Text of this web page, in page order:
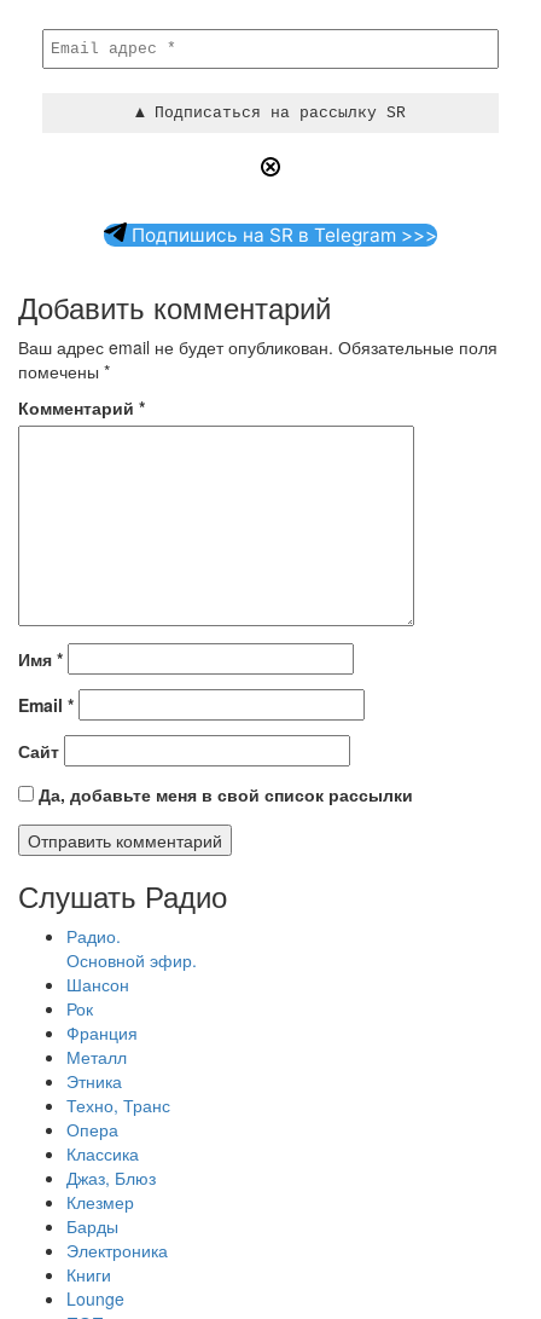
Подпишись на SR в Telegram >>>
Добавить комментарий
Ваш адрес email не будет опубликован. Обязательные поля
помечены *
Комментарий *
Имя *
Email *
Сайт
Да, добавьте меня в свой список рассылки
Слушать Радио
Радио.
Основной эфир.
Шансон
Рок
Франция
Металл
Этника
Техно, Транс
Опера
Классика
Джаз, Блюз
Клезмер
Барды
Электроника
Книги
Lounge